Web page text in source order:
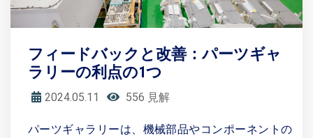
フィードバックと改善：パーツギャ
ラリーの利点の1つ
2024.05.11 556 見解
パーツギャラリーは、機械部品やコンポーネントの